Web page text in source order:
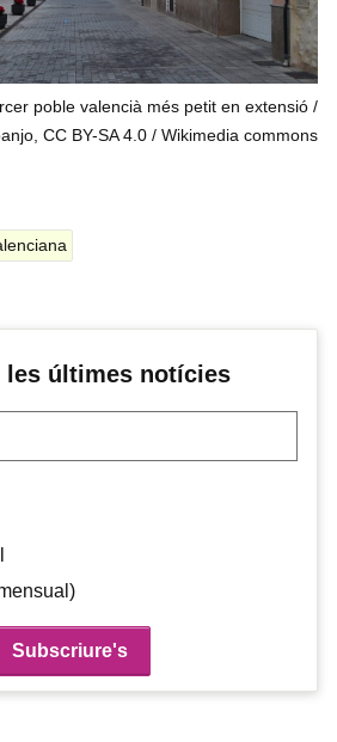
poble valencià més petit en extensió /
CC BY-SA 4.0
Wikimedia commons
les últimes notícies